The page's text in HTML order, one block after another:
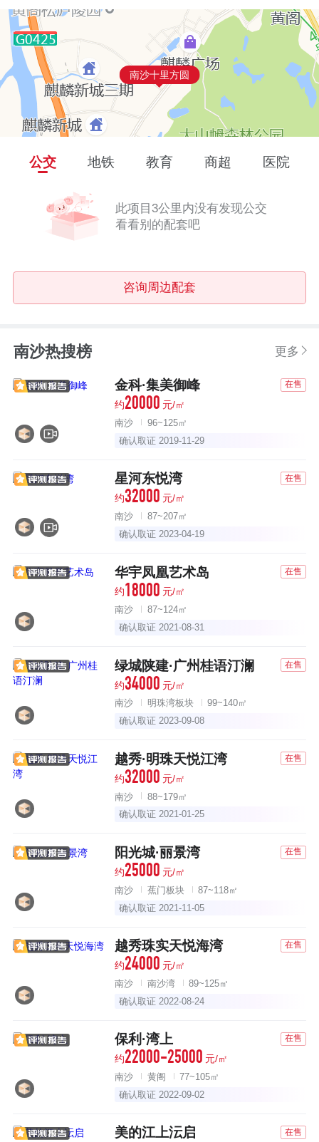
南沙十里方圆
公交 地铁 教育 商超 医院
此项目3公里内没有发现公交
看看别的配套吧
咨询周边配套
南沙热搜榜 更多
金科·集美御峰 在售
约20000 元/㎡
南沙
96~125㎡
确认取证 2019-11-29
星河东悦湾 在售
约32000 元/㎡
南沙
87~207㎡
确认取证 2023-04-19
华宇凤凰艺术岛 在售
约18000 元/㎡
南沙
87~124㎡
确认取证 2021-08-31
绿城陕建·广州桂语汀澜 在售
约34000 元/㎡
南沙 明珠湾板块
99~140㎡
确认取证 2023-09-08
越秀·明珠天悦江湾 在售
约32000 元/㎡
南沙
88~179㎡
确认取证 2021-01-25
阳光城·丽景湾 在售
约25000 元/㎡
南沙 蕉门板块
87~118㎡
确认取证 2021-11-05
越秀珠实天悦海湾 在售
约24000 元/㎡
南沙 南沙湾
89~125㎡
确认取证 2022-08-24
保利·湾上 在售
约22000-25000 元/㎡
南沙 黄阁
77~105㎡
确认取证 2022-09-02
美的江上沄启 在售